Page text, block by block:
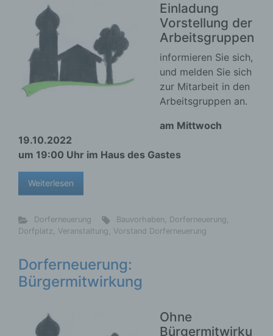
Einladung
Vorstellung der
Arbeitsgruppen
informieren Sie sich,
und melden Sie sich
zur Mitarbeit in den
Arbeitsgruppen an.
am Mittwoch
19.10.2022
um 19:00 Uhr im Haus des Gastes
Weiterlesen
Dorferneuerung Bauvorhaben, Dorferneuerung,
Dorfplatz, Veranstaltung, Vorstand Dorferneuerung
Dorferneuerung:
Bürgermitwirkung
Ohne
Bürgermitwirku